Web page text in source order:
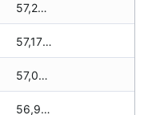
57,200 zł
57,170 zł
57,040 zł
56,990 zł